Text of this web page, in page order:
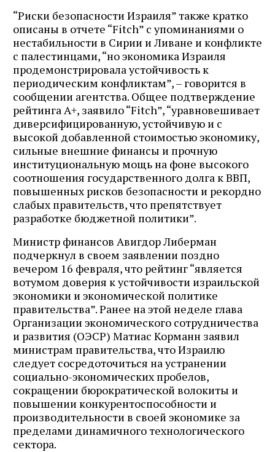
“Риски безопасности Израиля” также кратко
описаны в отчете “Fitch” с упоминаниями о
нестабильности в Сирии и Ливане и конфликте
с палестинцами, “но экономика Израиля
продемонстрировала устойчивость к
периодическим конфликтам”, – говорится в
сообщении агентства. Общее подтверждение
рейтинга A+, заявило “Fitch”, “уравновешивает
диверсифицированную, устойчивую и с
высокой добавленной стоимостью экономику,
сильные внешние финансы и прочную
институциональную мощь на фоне высокого
соотношения государственного долга к ВВП,
повышенных рисков безопасности и рекордно
слабых правительств, что препятствует
разработке бюджетной политики”.
Министр финансов Авигдор Либерман
подчеркнул в своем заявлении поздно
вечером 16 февраля, что рейтинг “является
вотумом доверия к устойчивости израильской
экономики и экономической политике
правительства”. Ранее на этой неделе глава
Организации экономического сотрудничества
и развития (ОЭСР) Матиас Корманн заявил
министрам правительства, что Израилю
следует сосредоточиться на устранении
социально-экономических пробелов,
сокращении бюрократической волокиты и
повышении конкурентоспособности и
производительности в своей экономике за
пределами динамичного технологического
сектора.